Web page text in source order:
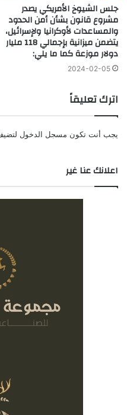
جلس الشيوخ الأمريكي يصدر
مشروع قانون بشأن أمن الحدود
والمساعدات لأوكرانيا ولإسرائيل،
يتضمن ميزانية بإجمالي 118 مليار
دولار موزعة كما ما يلي:
2024-02-05
اترك تعليقاً
يجب أنت تكون مسجل الدخول
اعلانك عنا غير